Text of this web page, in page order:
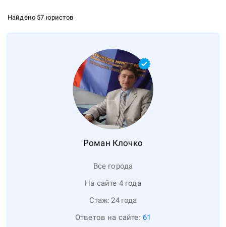
Найдено 57 юристов
Роман Клочко
Все города
На сайте 4 года
Стаж: 24 года
Ответов на сайте: 61